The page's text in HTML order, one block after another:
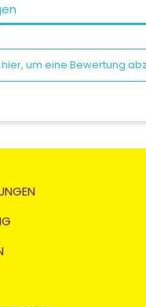
hier, um eine Bewertung